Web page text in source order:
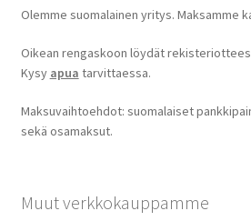
Olemme suomalainen yritys. Maksamme
Oikean rengaskoon löydät
Kysy apua tarvittaessa.
Maksuvaihtoehdot: suomalaiset
sekä osamaksut.
Muut verkkokauppamme